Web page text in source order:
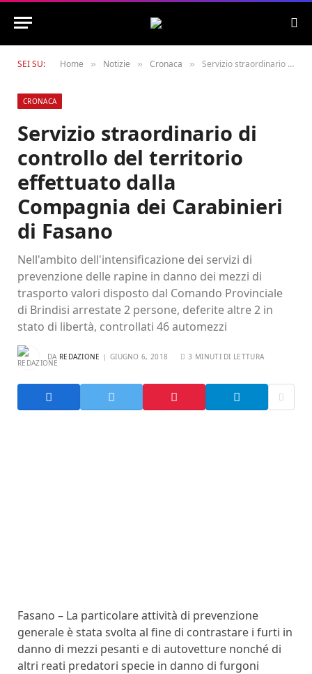
SEI SU: Home » Notizie » Cronaca » Servizio straordinario di controllo del territorio effettuato dalla Compagnia dei Carabinieri di Fasano
CRONACA
Servizio straordinario di
controllo del territorio
effettuato dalla
Compagnia dei Carabinieri
di Fasano
Nell'ambito dell'intensificazione dei servizi di
prevenzione delle rapine in danno dei mezzi di
trasporto valori disposto dal Comando Provinciale
di Brindisi arrestate 2 persone, deferite altre 2 in
stato di libertà, controllati 46 automezzi
DA REDAZIONE GIUGNO 6, 2018 3 MINUTI DI LETTURA
Fasano – La particolare attività di prevenzione
generale è stata svolta al fine di contrastare i furti in
danno di mezzi pesanti e di autovetture nonché di
altri reati predatori specie in danno di furgoni